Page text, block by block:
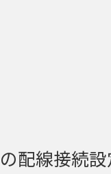
配線接続